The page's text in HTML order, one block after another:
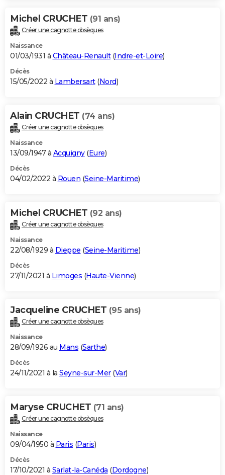
Michel CRUCHET (91 ans)
Créer une cagnotte obsèques
Naissance
01/03/1931 à Château-Renault(Indre-et-Loire)
Décès
15/05/2022 à Lambersart(Nord)
Alain CRUCHET (74 ans)
Créer une cagnotte obsèques
Naissance
13/09/1947 à Acquigny(Eure)
Décès
04/02/2022 à Rouen (Seine-Maritime)
Michel CRUCHET (92 ans)
Créer une cagnotte obsèques
Naissance
22/08/1929 à Dieppe (Seine-Maritime)
Décès
27/11/2021 à Limoges (Haute-Vienne)
Jacqueline CRUCHET (95 ans)
Créer une cagnotte obsèques
Naissance
28/09/1926 au Mans (Sarthe)
Décès
24/11/2021 à la Seyne-sur-Mer(Var)
Maryse CRUCHET (71 ans)
Créer une cagnotte obsèques
Naissance
09/04/1950 à Paris (Paris)
Décès
17/10/2021 à Sarlat-la-Canéda (Dordogne)